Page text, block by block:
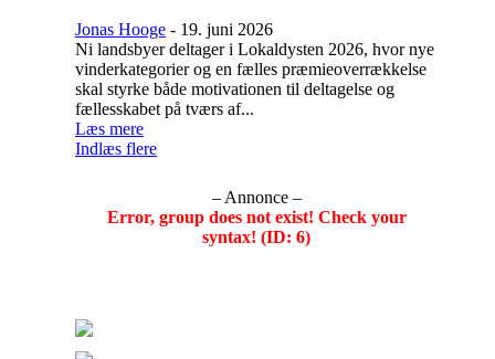
Jonas Hooge - 19. juni 2026
Ni landsbyer deltager i Lokaldysten 2026, hvor nye
vinderkategorier og en fælles præmieoverrækkelse
skal styrke både motivationen til deltagelse og
fællesskabet på tværs af...
Læs mere
Indlæs flere
– Annonce –
Error, group does not exist! Check your
syntax! (ID: 6)